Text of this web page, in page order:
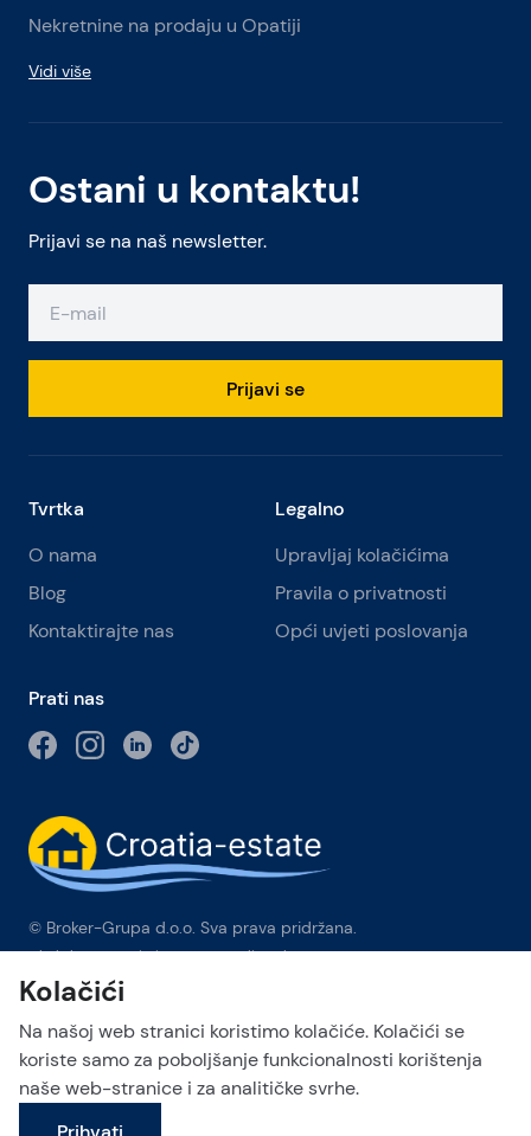
Pošalji upit
Ostani u kontaktu!
Prijavi se na naš newsletter.
Prijavi se
Nekretnine na prodaju u Opatiji
Vidi više
Tvrtka
O nama
Blog
Kontaktirajte nas
Legalno
Upravljaj kolačićima
Pravila o privatnosti
Opći uvjeti poslovanja
Prati nas
© Broker-Grupa d.o.o. Sva prava pridržana.
Obala kneza Branimira 1, 21000 Split-Phone: +385 98 384 007
Broker-grupa d.o.o. je ekskluzivni član Forbes Global
Properties u Hrvatskoj. Forbes® je registrirani zaštitni znak koji
se koristi pod licencom.
This site is protected by reCAPTCHA and the Google
Kolačići
Na našoj web stranici koristimo kolačiće. Kolačići se
koriste samo za poboljšanje funkcionalnosti korištenja
naše web-stranice i za analitičke svrhe.
Prihvati